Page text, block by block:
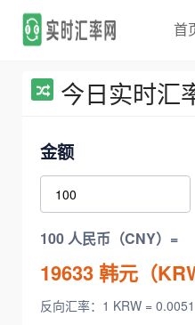
首
今日实时汇
金额
100 人民币（CNY）=
19633韩元（
反向汇率：1 KRW =